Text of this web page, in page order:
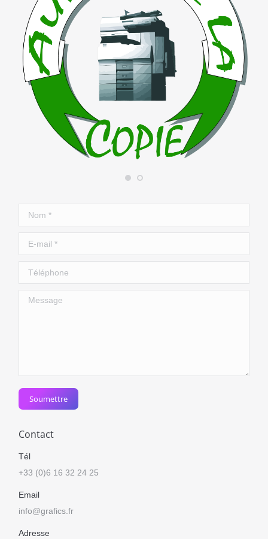
Nom *
E-mail *
Téléphone
Message
Soumettre
Contact
Tél
+33 (0)6 16 32 24 25
Email
info@grafics.fr
Adresse